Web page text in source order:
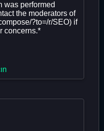
was performed
the moderators of
?to=/r/SEO) if
concerns.*